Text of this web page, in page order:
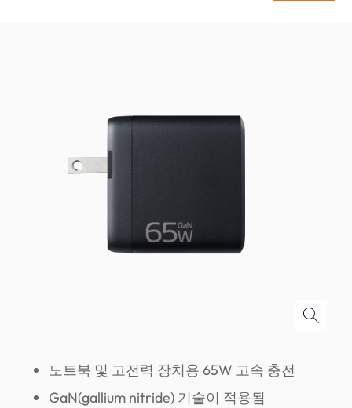
노트북 및 고전력 장치용 65W 고속 충전
GaN(gallium nitride) 기술이 적용됨